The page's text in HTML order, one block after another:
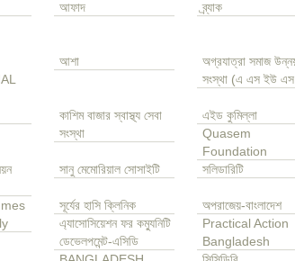
আফাদ ব্র্যাক
আশা
অগ্রযাত্রা সমাজ
সংস্থা (এ এস ইউ
কাশিম বাজার স্বাস্থ্য সেবা
সংস্থা
এইড কুমিল্লা
Quasem
Foundation
সানু মেমোরিয়াল সোসাইটি সলিডারিটি
সূর্যের হাসি ক্লিনিক অপরাজেয়-বাংলাদেশ
এ্যাসোসিয়েশন ফর কম্যুনিটি
ডেভেলপমেন্ট-এসিডি
Practical Action
Bangladesh